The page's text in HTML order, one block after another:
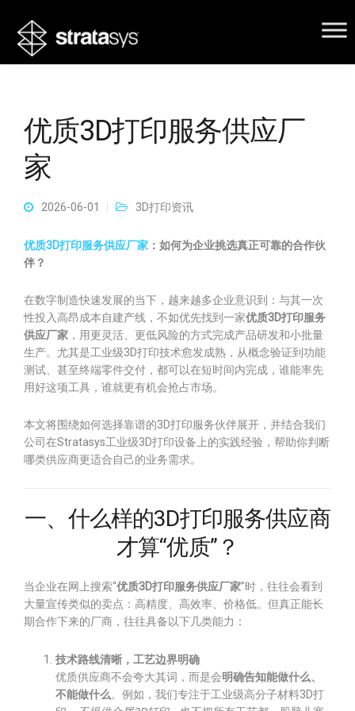
优质3D打印服务供应厂
家
2026-06-01 3D打印资讯
优质3D打印服务供应厂家 ：如何为企业挑选真正可靠的合作伙
伴？
在数字制造快速发展的当下，越来越多企业意识到：与其一次
性投入高昂成本自建产线，不如优先找到一家优质3D打印服务
供应厂家 ，用更灵活、更低风险的方式完成产品研发和小批量
生产。尤其是工业级3D打印技术愈发成熟，从概念验证到功能
测试、甚至终端零件交付，都可以在短时间内完成，谁能率先
用好这项工具，谁就更有机会抢占市场。
本文将围绕如何选择靠谱的3D打印服务伙伴展开，并结合我们
公司在Stratasys工业级3D打印设备上的实践经验，帮助你判断
哪类供应商更适合自己的业务需求。
一、什么样的3D打印服务供应商
才算“优质”？
当企业在网上搜索“优质3D打印服务供应厂家”时，往往会看到
大量宣传类似的卖点：高精度、高效率、价格低。但真正能长
期合作下来的厂商，往往具备以下几类能力：
技术路线清晰，工艺边界明确
优质供应商不会夸大其词，而是会明确告知能做什么、
不能做什么。例如，我们专注于工业级高分子材料3D打